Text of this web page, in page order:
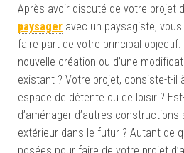
Après avoir discuté de votre projet
paysager avec un paysagiste,
faire part de votre principal objectif.
nouvelle création ou d’une
existant ? Votre projet, consiste-t-il
espace de détente ou de loisir ?
d’aménager d’autres
extérieur dans le futur ? Autant de